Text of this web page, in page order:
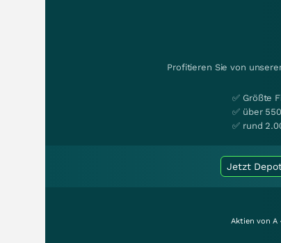
Profitieren Sie von
✅ Größte
✅ über
✅ rund
Jetzt
Aktien von A